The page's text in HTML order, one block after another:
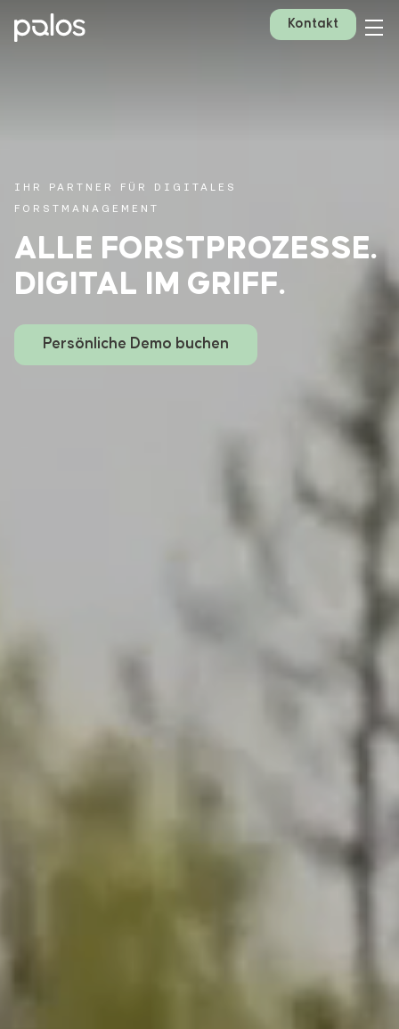
Kontakt
IHR PARTNER FÜR DIGITALES
FORSTMANAGEMENT
ALLE FORSTPROZESSE.
DIGITAL IM GRIFF.
Persönliche Demo buchen